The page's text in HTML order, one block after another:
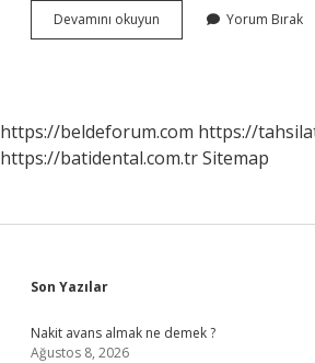
Devamını okuyun Tanismak
Icin
Yorum Bırak
https://beldeforum.com https://
https://batidental.com.trSitemap
Sidebar
Son Yazılar
Nakit avans almak ne demek ?
Ağustos 8, 2026